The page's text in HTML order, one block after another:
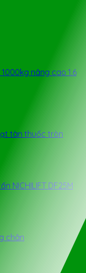
nâng cao 1.6
tàn thuốc tròn
NICHILIFT DF25M
chân